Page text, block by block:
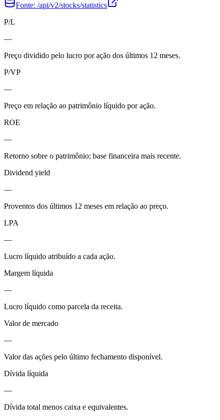
Fonte: /api/v2/stocks/statistics
P/L
—
Preço dividido pelo lucro por ação dos últimos 12 meses.
P/VP
—
Preço em relação ao patrimônio líquido por ação.
ROE
—
Retorno sobre o patrimônio; base financeira mais recente.
Dividend yield
—
Proventos dos últimos 12 meses em relação ao preço.
LPA
—
Lucro líquido atribuído a cada ação.
Margem líquida
—
Lucro líquido como parcela da receita.
Valor de mercado
—
Valor das ações pelo último fechamento disponível.
Dívida líquida
—
Dívida total menos caixa e equivalentes.